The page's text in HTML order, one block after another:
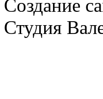
Создание
Студия